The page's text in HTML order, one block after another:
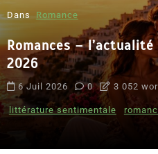
Dans Romance
Romances –
2026
6 Juil 2026 0 3 052
littérature sentimentale